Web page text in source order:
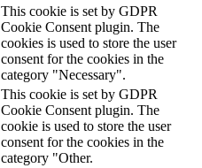
This cookie is set by GDPR
Cookie Consent plugin. The
cookies is used to store the user
consent for the cookies in the
category "Necessary".
This cookie is set by GDPR
Cookie Consent plugin. The
cookie is used to store the user
consent for the cookies in the
category "Other.